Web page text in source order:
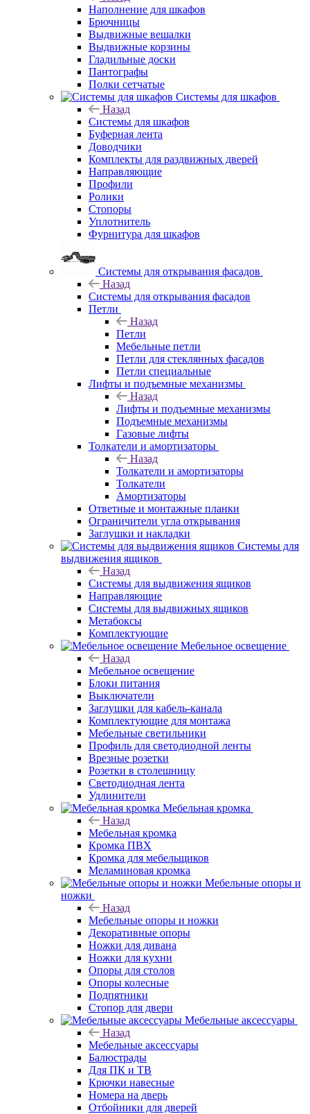
Наполнение для шкафов
Брючницы
Выдвижные вешалки
Выдвижные корзины
Гладильные доски
Пантографы
Полки сетчатые
Системы для шкафов
Назад
Системы для шкафов
Буферная лента
Доводчики
Комплекты для раздвижных дверей
Направляющие
Профили
Ролики
Стопоры
Уплотнитель
Фурнитура для шкафов
Системы для открывания фасадов
Назад
Системы для открывания фасадов
Петли
Назад
Петли
Мебельные петли
Петли для стеклянных фасадов
Петли специальные
Лифты и подъемные механизмы
Назад
Лифты и подъемные механизмы
Подъемные механизмы
Газовые лифты
Толкатели и амортизаторы
Назад
Толкатели и амортизаторы
Толкатели
Амортизаторы
Ответные и монтажные планки
Ограничители угла открывания
Заглушки и накладки
Системы для
выдвижения ящиков
Назад
Системы для выдвижения ящиков
Направляющие
Системы для выдвижных ящиков
Метабоксы
Комплектующие
Мебельное освещение
Назад
Мебельное освещение
Блоки питания
Выключатели
Заглушки для кабель-канала
Комплектующие для монтажа
Мебельные светильники
Профиль для светодиодной ленты
Врезные розетки
Розетки в столешницу
Светодиодная лента
Удлинители
Мебельная кромка
Назад
Мебельная кромка
Кромка ПВХ
Кромка для мебельщиков
Меламиновая кромка
Мебельные опоры и
ножки
Назад
Мебельные опоры и ножки
Декоративные опоры
Ножки для дивана
Ножки для кухни
Опоры для столов
Опоры колесные
Подпятники
Стопор для двери
Мебельные аксессуары
Назад
Мебельные аксессуары
Балюстрады
Для ПК и ТВ
Крючки навесные
Номера на дверь
Отбойники для дверей